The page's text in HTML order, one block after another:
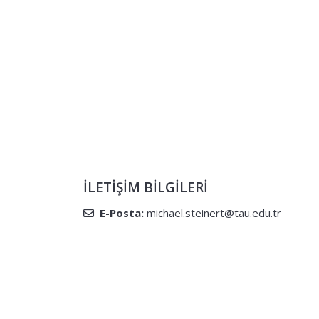
İLETIŞIM BILGILERI
E-Posta: michael.steinert@tau.edu.tr